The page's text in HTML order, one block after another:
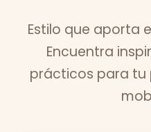
Estilo que aporta
Encuentra
prácticos para tu